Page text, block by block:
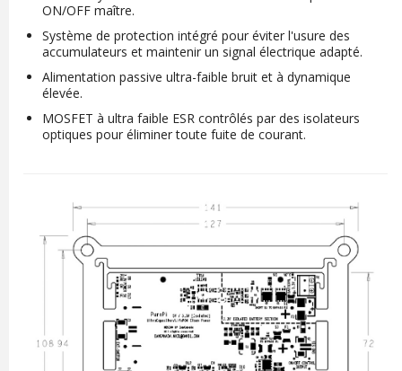
ON/OFF maître.
Système de protection intégré pour éviter l'usure des
accumulateurs et maintenir un signal électrique adapté.
Alimentation passive ultra-faible bruit et à dynamique
élevée.
MOSFET à ultra faible ESR contrôlés par des isolateurs
optiques pour éliminer toute fuite de courant.